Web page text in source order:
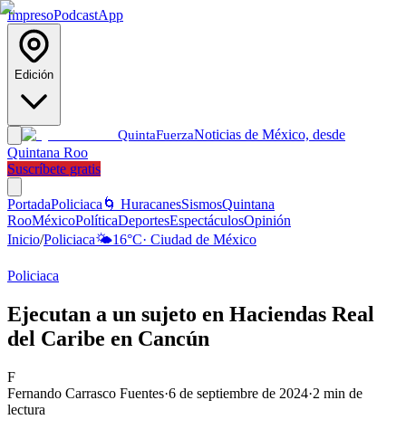
ImpresoPodcastApp
Edición
QuintaFuerzaNoticias de México, desde
Quintana Roo
Suscríbete gratis
PortadaPoliciaca 🌀 HuracanesSismosQuintana
RooMéxicoPolíticaDeportesEspectáculosOpinión
Inicio/Policiaca🌤️16°C· Ciudad de México
Policiaca
Ejecutan a un sujeto en Haciendas Real
del Caribe en Cancún
F
Fernando Carrasco Fuentes·6 de septiembre de 2024·2 min de
lectura